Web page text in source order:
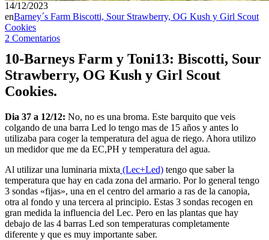
14/12/2023
enBarney´s Farm Biscotti, Sour Strawberry, OG Kush y Girl Scout
Cookies
2 Comentarios
10-Barneys Farm y Toni13: Biscotti, Sour
Strawberry, OG Kush y Girl Scout
Cookies.
Dia 37 a 12/12: No, no es una broma. Este barquito que veis
colgando de una barra Led lo tengo mas de 15 años y antes lo
utilizaba para coger la temperatura del agua de riego. Ahora utilizo
un medidor que me da EC,PH y temperatura del agua.
Al utilizar una luminaria mixta (Lec+Led) tengo que saber la
temperatura que hay en cada zona del armario. Por lo general tengo
3 sondas «fijas», una en el centro del armario a ras de la canopia,
otra al fondo y una tercera al principio. Estas 3 sondas recogen en
gran medida la influencia del Lec. Pero en las plantas que hay
debajo de las 4 barras Led son temperaturas completamente
diferente y que es muy importante saber.